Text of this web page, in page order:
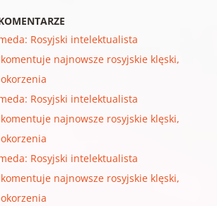
Rosyjski intelektualista
najnowsze rosyjskie klęski,
Rosyjski intelektualista
najnowsze rosyjskie klęski,
Rosyjski intelektualista
najnowsze rosyjskie klęski,